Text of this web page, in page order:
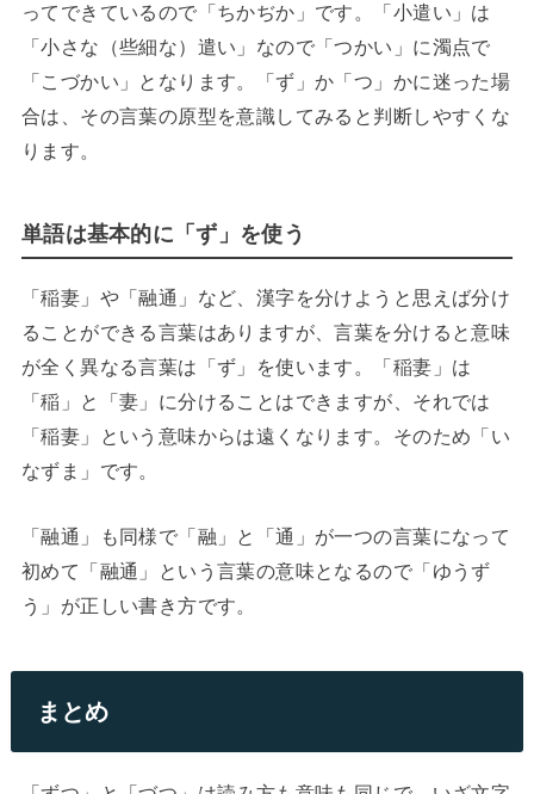
ってできているので「ちかぢか」です。「小遣い」は
「小さな（些細な）遣い」なので「つかい」に濁点で
「こづかい」となります。「ず」か「つ」かに迷った場
合は、その言葉の原型を意識してみると判断しやすくな
ります。
単語は基本的に「ず」を使う
「稲妻」や「融通」など、漢字を分けようと思えば分け
ることができる言葉はありますが、言葉を分けると意味
が全く異なる言葉は「ず」を使います。「稲妻」は
「稲」と「妻」に分けることはできますが、それでは
「稲妻」という意味からは遠くなります。そのため「い
なずま」です。
「融通」も同様で「融」と「通」が一つの言葉になって
初めて「融通」という言葉の意味となるので「ゆうず
う」が正しい書き方です。
まとめ